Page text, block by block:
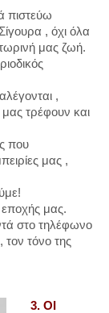
πιστεύω
, όχι όλα
μας ζωή.
,
τρέφουν και
που
μας ,
εποχής μας.
στο τηλέφωνο
τον τόνο της
3. ΟΙ